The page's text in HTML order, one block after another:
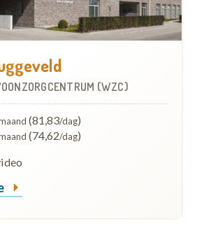
(WZC)
(81,83/dag)
(74,62/dag)